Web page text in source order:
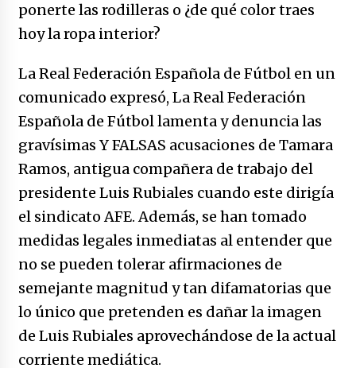
ponerte las rodilleras o ¿de qué color traes
hoy la ropa interior?
La Real Federación Española de Fútbol en un
comunicado expresó, La Real Federación
Española de Fútbol lamenta y denuncia las
gravísimas Y FALSAS acusaciones de Tamara
Ramos, antigua compañera de trabajo del
presidente Luis Rubiales cuando este dirigía
el sindicato AFE. Además, se han tomado
medidas legales inmediatas al entender que
no se pueden tolerar afirmaciones de
semejante magnitud y tan difamatorias que
lo único que pretenden es dañar la imagen
de Luis Rubiales aprovechándose de la actual
corriente mediática.